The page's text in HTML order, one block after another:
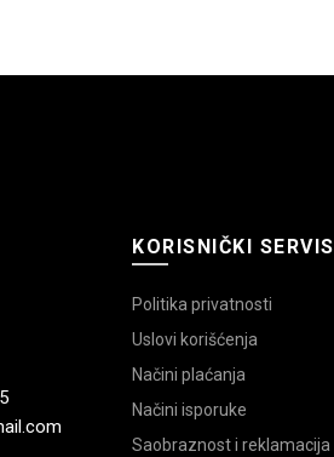
KORISNIČKI SERVIS
Politika privatnosti
Uslovi korišćenja
Načini plaćanja
Načini isporuke
Saobraznost i reklamacija